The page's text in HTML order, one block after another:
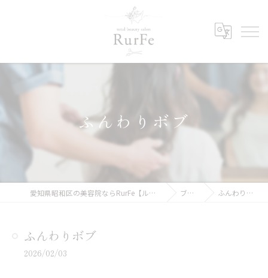
ふんわりボブ
愛知県昭和区の美容院ならRurFe【ルルフェ】 ブログ ふんわりボブ
ふんわりボブ
2026/02/03